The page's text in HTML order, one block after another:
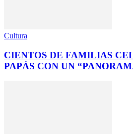
Cultura
CIENTOS DE FAMILIAS
PAPÁS CON UN